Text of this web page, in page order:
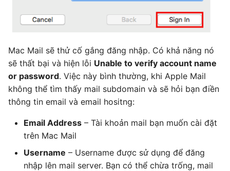
Mac Mail sẽ thử cố gắng đăng nhập. Có khả năng nó
sẽ thất bại và hiện lỗi Unable to verify account name
or password. Việc này bình thường, khi Apple Mail
không thể tìm thấy mail subdomain và sẽ hỏi bạn điền
thông tin email và email hositng:
Email Address – Tài khoản mail bạn muốn cài đặt
trên Mac Mail
Username – Username được sử dụng để đăng
nhập lên mail server. Bạn có thể chừa trống, mail